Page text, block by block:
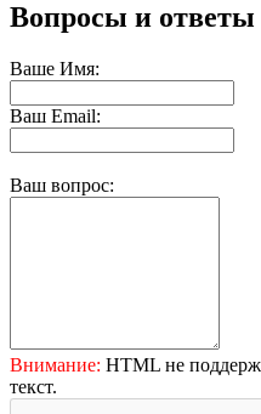
Вопросы и ответы
Ваше Имя:
Ваш Email:
Ваш вопрос:
Внимание: HTML не
текст.